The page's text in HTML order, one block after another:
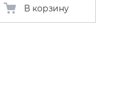
В корзину